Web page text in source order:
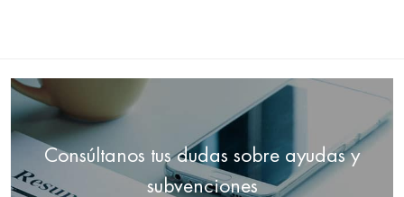
Consúltanos tus dudas sobre ayudas y
subvenciones